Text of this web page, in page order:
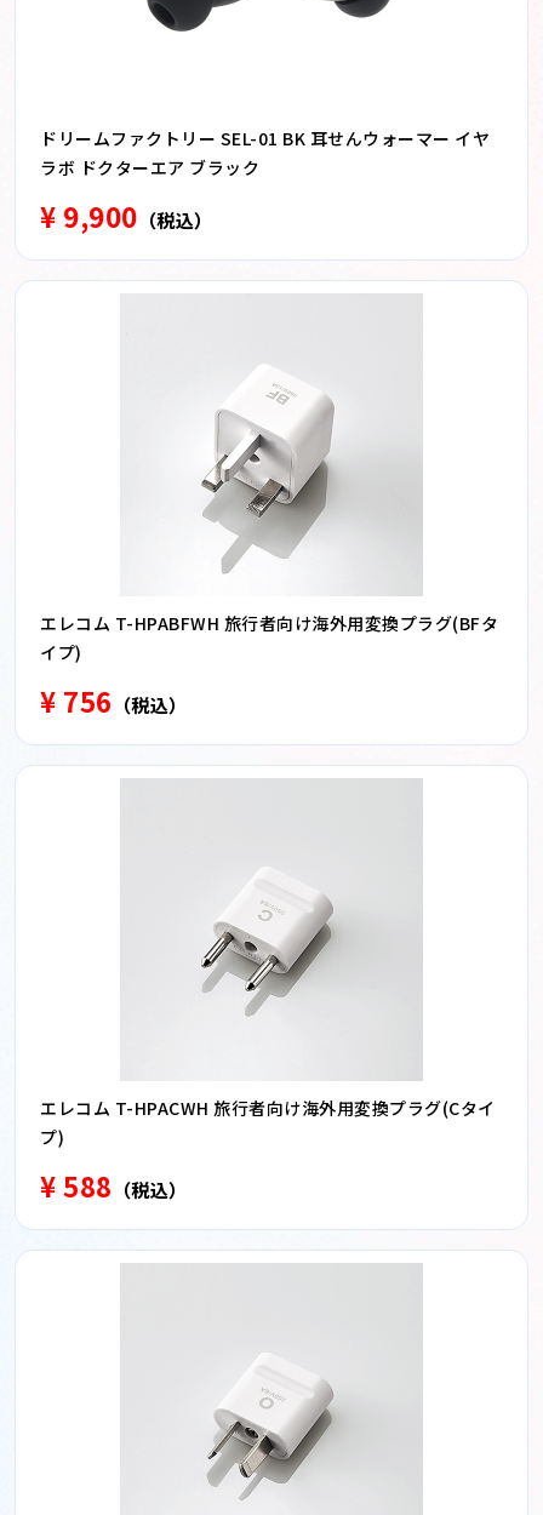
ドリームファクトリー SEL-01 BK 耳せんウォーマー イヤ
ラボ ドクターエア ブラック
¥ 9,900 （税込）
エレコム T-HPABFWH 旅行者向け海外用変換プラグ(BFタ
イプ)
¥ 756 （税込）
エレコム T-HPACWH 旅行者向け海外用変換プラグ(Cタイ
プ)
¥ 588 （税込）